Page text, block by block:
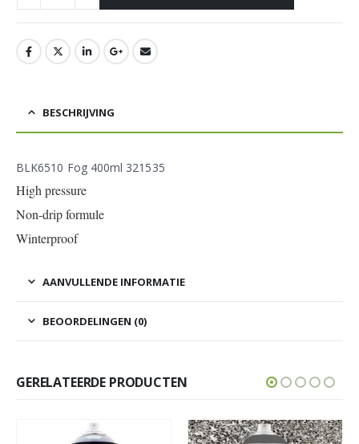
BESCHRIJVING
BLK6510 Fog 400ml 321535
High pressure
Non-drip formule
Winterproof
AANVULLENDE INFORMATIE
BEOORDELINGEN (0)
GERELATEERDE PRODUCTEN